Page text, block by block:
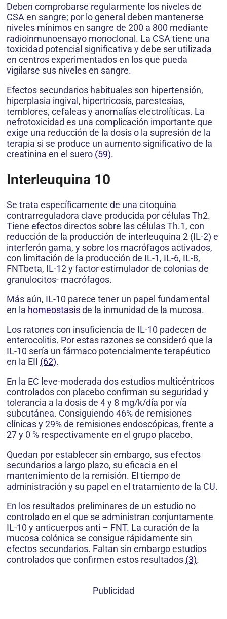
Deben comprobarse regularmente los niveles de
CSA en sangre; por lo general deben mantenerse
niveles mínimos en sangre de 200 a 800 mediante
radioinmunoensayo monoclonal. La CSA tiene una
toxicidad potencial significativa y debe ser utilizada
en centros experimentados en los que pueda
vigilarse sus niveles en sangre.
Efectos secundarios habituales son hipertensión,
hiperplasia ingival, hipertricosis, parestesias,
temblores, cefaleas y anomalías electrolíticas. La
nefrotoxicidad es una complicación importante que
exige una reducción de la dosis o la supresión de la
terapia si se produce un aumento significativo de la
creatinina en el suero (59).
Interleuquina 10
Se trata específicamente de una citoquina
contrarreguladora clave producida por células Th2.
Tiene efectos directos sobre las células Th.1, con
reducción de la producción de interleuquina 2 (IL-2) e
interferón gama, y sobre los macrófagos activados,
con limitación de la producción de IL-1, IL-6, IL-8,
FNTbeta, IL-12 y factor estimulador de colonias de
granulocitos- macrófagos.
Más aún, IL-10 parece tener un papel fundamental
en la homeostasisde la inmunidad de la mucosa.
Los ratones con insuficiencia de IL-10 padecen de
enterocolitis. Por estas razones se consideró que la
IL-10 sería un fármaco potencialmente terapéutico
en la EII (62).
En la EC leve-moderada dos estudios multicéntricos
controlados con placebo confirman su seguridad y
tolerancia a la dosis de 4 y 8 mg/k/día por vía
subcutánea. Consiguiendo 46% de remisiones
clínicas y 29% de remisiones endoscópicas, frente a
27 y 0 % respectivamente en el grupo placebo.
Quedan por establecer sin embargo, sus efectos
secundarios a largo plazo, su eficacia en el
mantenimiento de la remisión. El tiempo de
administración y su papel en el tratamiento de la CU.
En los resultados preliminares de un estudio no
controlado en el que se administran conjuntamente
IL-10 y anticuerpos anti – FNT. La curación de la
mucosa colónica se consigue rápidamente sin
efectos secundarios. Faltan sin embargo estudios
controlados que confirmen estos resultados (3).
Publicidad